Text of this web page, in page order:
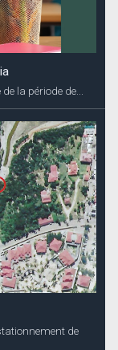
la période de...
de